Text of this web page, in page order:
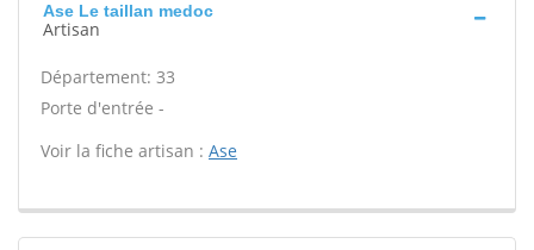
Ase Le taillan medoc
Artisan
Département: 33
Porte d'entrée -
Voir la fiche artisan : Ase